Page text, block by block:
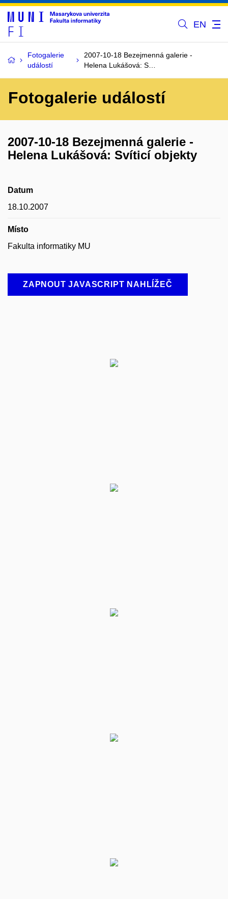
EN
Fotogalerie
událostí
2007-10-18 Bezejmenná galerie -
Helena Lukášová: S…
Fotogalerie událostí
2007-10-18 Bezejmenná galerie -
Helena Lukášová: Svíticí objekty
Datum
18.10.2007
Místo
Fakulta informatiky MU
ZAPNOUT JAVASCRIPT NAHLÍŽEČ